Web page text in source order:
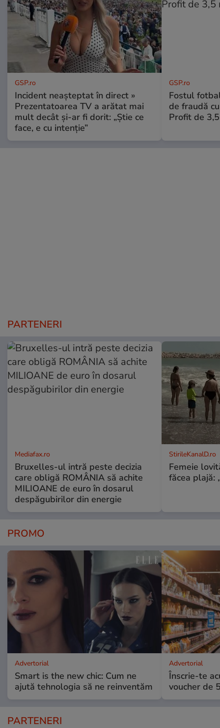
GSP.ro
Incident neașteptat în direct »
Prezentatoarea TV a arătat mai
mult decât și-ar fi dorit: „Știe ce
face, e cu intenție”
GSP.ro
Fostul
de fraudă
Profit de
PARTENERI
Mediafax.ro
Bruxelles-ul intră peste decizia
care obligă ROMÂNIA să achite
MILIOANE de euro în dosarul
despăgubirilor din energie
StirileKanalD.ro
Femeie
făcea plajă:
PROMO
Advertorial
Smart is the new chic: Cum ne
ajută tehnologia să ne reinventăm
Advertorial
Înscrie-te
voucher de
PARTENERI